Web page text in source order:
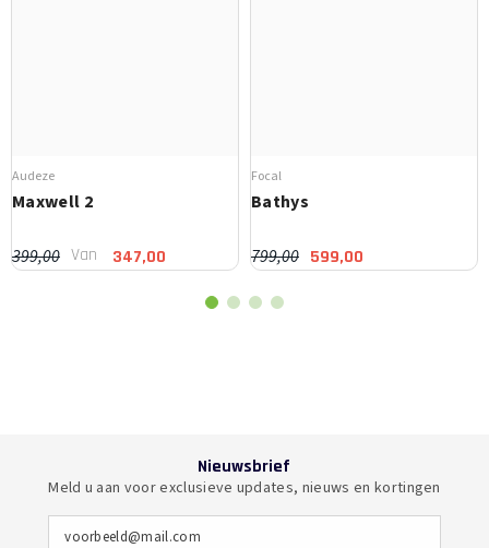
Audeze
Maxwell 2
399,00 Van 347,00
Focal
Bathys
799,00 599,00
Nieuwsbrief
Meld u aan voor exclusieve updates, nieuws en kortingen
voorbeeld@mail.com